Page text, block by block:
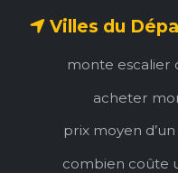
Villes du
monte escalier
acheter
prix moyen
combien coûte